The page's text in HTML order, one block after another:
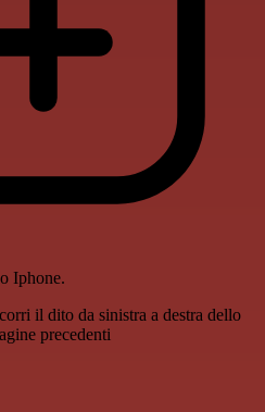
Iphone.
il dito da sinistra a destra dello
precedenti